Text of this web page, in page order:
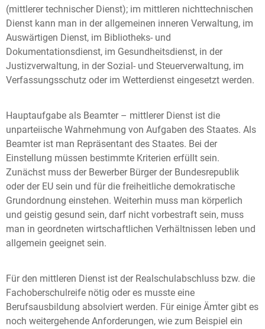
(mittlerer technischer Dienst); im mittleren nichttechnischen
Dienst kann man in der allgemeinen inneren Verwaltung, im
Auswärtigen Dienst, im Bibliotheks- und
Dokumentationsdienst, im Gesundheitsdienst, in der
Justizverwaltung, in der Sozial- und Steuerverwaltung, im
Verfassungsschutz oder im Wetterdienst eingesetzt werden.
Hauptaufgabe als Beamter – mittlerer Dienst ist die
unparteiische Wahrnehmung von Aufgaben des Staates. Als
Beamter ist man Repräsentant des Staates. Bei der
Einstellung müssen bestimmte Kriterien erfüllt sein.
Zunächst muss der Bewerber Bürger der Bundesrepublik
oder der EU sein und für die freiheitliche demokratische
Grundordnung einstehen. Weiterhin muss man körperlich
und geistig gesund sein, darf nicht vorbestraft sein, muss
man in geordneten wirtschaftlichen Verhältnissen leben und
allgemein geeignet sein.
Für den mittleren Dienst ist der Realschulabschluss bzw. die
Fachoberschulreife nötig oder es musste eine
Berufsausbildung absolviert werden. Für einige Ämter gibt es
noch weitergehende Anforderungen, wie zum Beispiel ein